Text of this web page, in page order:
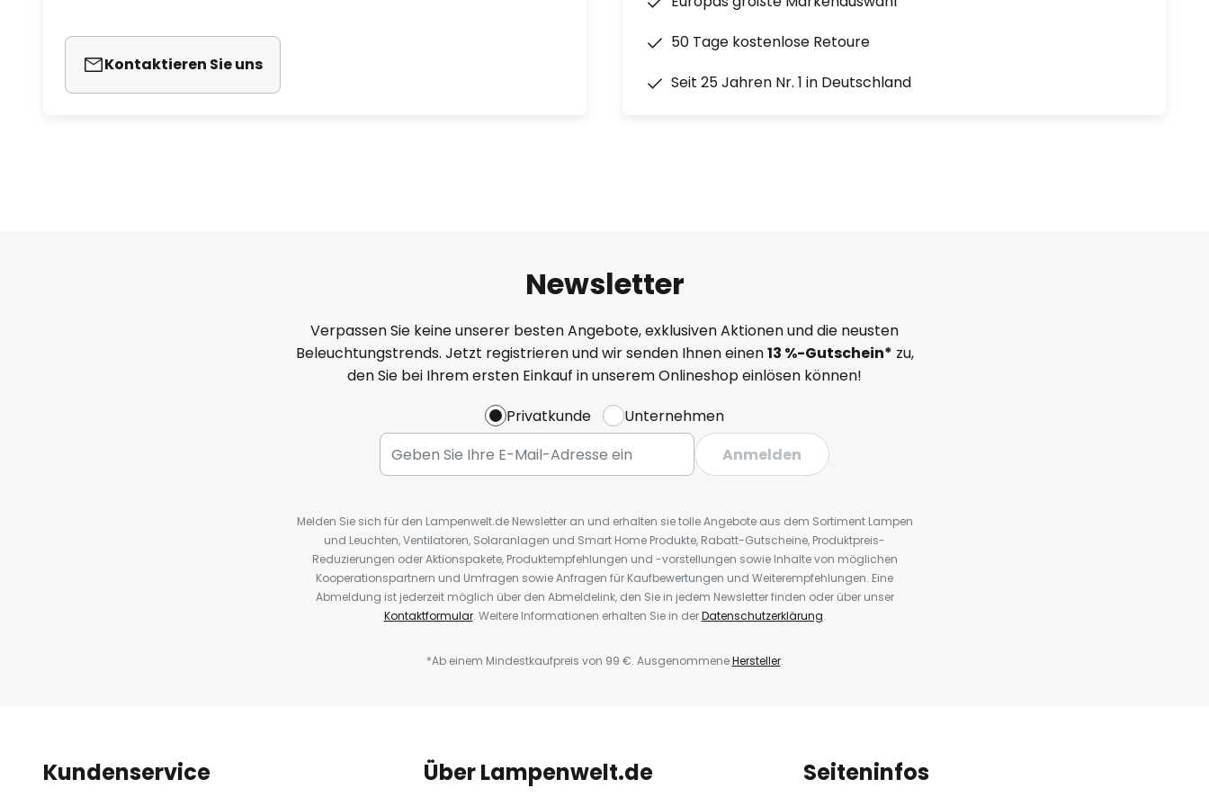
Kontaktieren Sie uns
50 Tage kostenlose Retoure
Seit 25 Jahren Nr. 1 in Deutschland
Newsletter
Verpassen Sie keine unserer besten Angebote, exklusiven Aktionen und die neusten
Beleuchtungstrends. Jetzt registrieren und wir senden Ihnen einen13 %-Gutschein* zu,
den Sie bei Ihrem ersten Einkauf in unserem Onlineshop einlösen können!
Privatkunde
Unternehmen
Anmelden
Melden Sie sich für den Lampenwelt.de Newsletter an und erhalten sie tolle Angebote aus dem Sortiment Lampen
und Leuchten, Ventilatoren, Solaranlagen und Smart Home Produkte, Rabatt-Gutscheine, Produktpreis-
Reduzierungen oder Aktionspakete, Produktempfehlungen und -vorstellungen sowie Inhalte von möglichen
Kooperationspartnern und Umfragen sowie Anfragen für Kaufbewertungen und Weiterempfehlungen. Eine
Abmeldung ist jederzeit möglich über den Abmeldelink, den Sie in jedem Newsletter finden oder über unser
Kontaktformular. Weitere Informationen erhalten Sie in derDatenschutzerklärung.
*Ab einem Mindestkaufpreis von 99 €. AusgenommeneHersteller.
Kundenservice Über Lampenwelt.de Seiteninfos